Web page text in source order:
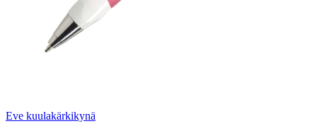
Eve kuulakärkikynä